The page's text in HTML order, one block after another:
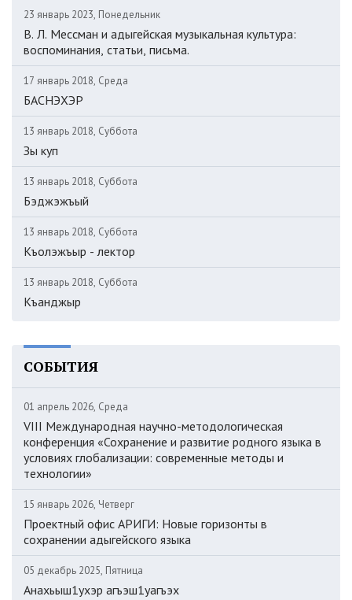
23 январь 2023, Понедельник
В. Л. Мессман и адыгейская музыкальная культура:
воспоминания, статьи, письма.
17 январь 2018, Среда
БАСНЭХЭР
13 январь 2018, Суббота
Зы куп
13 январь 2018, Суббота
Бэджэжъый
13 январь 2018, Суббота
Къолэжъыр - лектор
13 январь 2018, Суббота
Къанджыр
СОБЫТИЯ
01 апрель 2026, Среда
VIII Международная научно-методологическая
конференция «Сохранение и развитие родного языка в
условиях глобализации: современные методы и
технологии»
15 январь 2026, Четверг
Проектный офис АРИГИ: Новые горизонты в
сохранении адыгейского языка
05 декабрь 2025, Пятница
Анахьыш1ухэр агъэш1уагъэх